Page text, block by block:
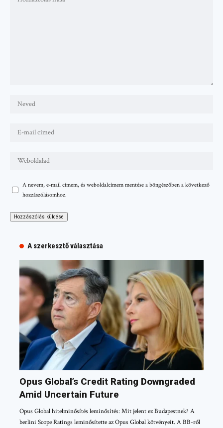
A nevem, e-mail címem, és weboldalcímem mentése a böngészőben a következő
hozzászólásomhoz.
A szerkesztő választása
Opus Global’s Credit Rating Downgraded
Amid Uncertain Future
Opus Global hitelminősítés leminősítés: Mit jelent ez Budapestnek? A
berlini Scope Ratings leminősítette az Opus Global kötvényeit. A BB-ről